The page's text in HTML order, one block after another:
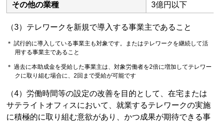
その他の業種
3億円以下
（3）テレワークを新規で導入する事業主であること
＊ 試行的に導入している事業主も対象です。またはテレワークを継続して活
用する事業主であること
＊ 過去に本助成金を受給した事業主は、対象労働者を2倍に増加してテレワー
クに取り組む場合に、2回まで受給が可能です
（4）労働時間等の設定の改善を目的として、在宅または
サテライトオフィスにおいて、就業するテレワークの実施
に積極的に取り組む意欲があり、かつ成果が期待できる事